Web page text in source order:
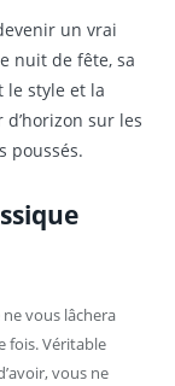
un vrai
nuit de fête, sa
style et la
sur les
poussés.
ne vous lâchera
fois. Véritable
vous ne